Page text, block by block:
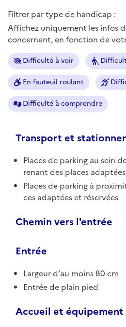
Filtrer par type de handicap :
Affichez uniquement les infos
concernent, en fonction de
Difficulté à voir
En fauteuil roulant
Difficulté à comprendre
Transport et
Places de parking au sein
renant des places
Places de parking à
ces adaptées et réservées
Chemin vers l'entrée
Entrée
Largeur d'au moins 80 cm
Entrée de plain pied
Accueil et équipement